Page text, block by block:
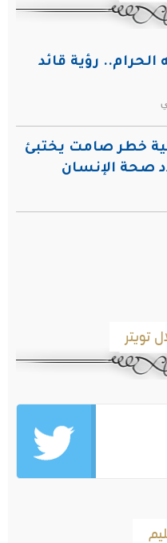
الحرام.. رؤية قائد
خطر صامت يختبئ
صحة الإنسان
تويتر